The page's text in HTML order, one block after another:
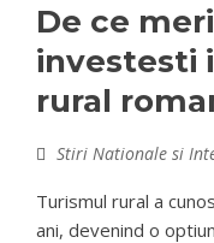
De ce
investesti
rural
Stiri Nationale si
Turismul rural a
ani, devenind o